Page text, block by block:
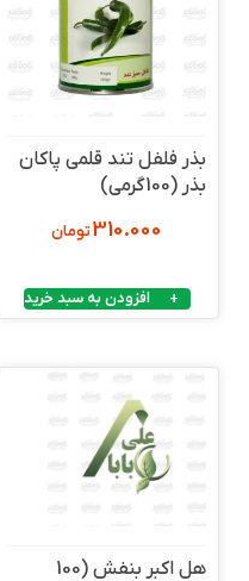
بذر فلفل تند قلمی پاکان
بذر (100گرمی)
310.000تومان
افزودن به سبد خرید
هل اکبر بنفش (100